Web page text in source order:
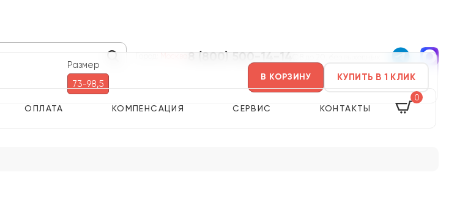
8 (800) 500-14-14
ОПЛАТА КОМПЕНСАЦИЯ СЕРВИС КОНТАКТЫ
0
Размер
73-98,5
В КОРЗИНУ КУПИТЬ В 1 КЛИК